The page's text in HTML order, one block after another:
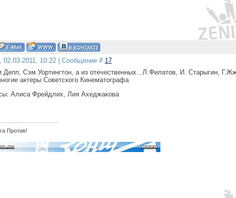
02.03.2011, 10:22 | Сообщение # 17
Депп, Сэм Уортингтон, а из отечественных...Л.Филатов, И. Старыгин,
актеры Советского Кинематографа
Алиса Фрейдлих, Лия Ахеджакова
Против!